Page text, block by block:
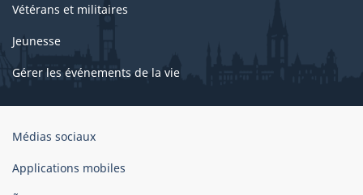
Vétérans et militaires
Jeunesse
Gérer les événements de la vie
Organisation
gouvernement
Médias sociaux
Applications mobiles